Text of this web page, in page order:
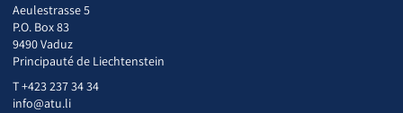
Aeulestrasse 5
P.O. Box 83
9490 Vaduz
Principauté de Liechtenstein
T+423 237 34 34
info@atu.li